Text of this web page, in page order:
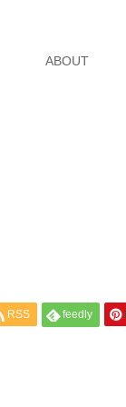
ABOUT
RSS feedly